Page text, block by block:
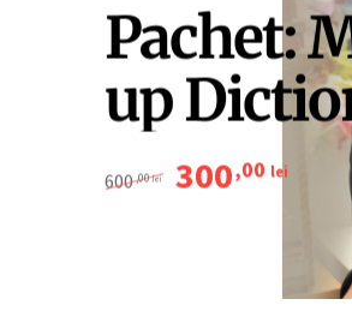
Pachet:
up
600,00lei Prețul inițial a fost:
300,00 lei